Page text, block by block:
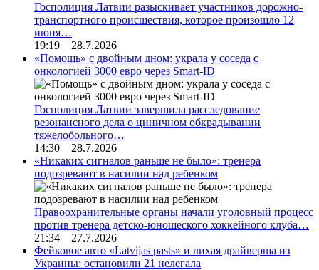
Госполиция Латвии разыскивает участников дорожно-
транспортного происшествия, которое произошло 12
июня…
19:19 28.7.2026
«Помощь» с двойным дном: украла у соседа с
онкологией 3000 евро через Smart-ID
Госполиция Латвии завершила расследование
резонансного дела о циничном обкрадывании
тяжелобольного…
14:30 28.7.2026
«Никаких сигналов раньше не было»: тренера
подозревают в насилии над ребенком
Правоохранительные органы начали уголовный процесс
против тренера детско-юношеского хоккейного клуба…
21:34 27.7.2026
Фейковое авто «Latvijas pasts» и лихая драйверша из
Украины: остановили 21 нелегала